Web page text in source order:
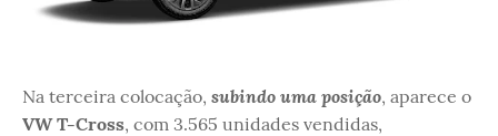
Na terceira colocação, subindo uma posição, aparece o
VW T-Cross, com 3.565 unidades vendidas,